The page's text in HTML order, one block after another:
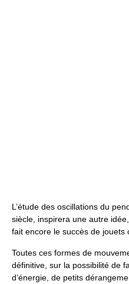
L’étude des oscillations du
siècle, inspirera une autre
fait encore le succès de jouets
Toutes ces formes de
définitive, sur la possibilité de
d’énergie, de petits